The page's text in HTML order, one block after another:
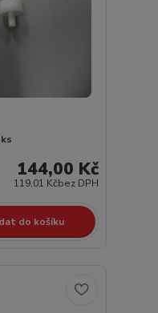
144,00 Kč
119,01 Kčbez DPH
do košíku